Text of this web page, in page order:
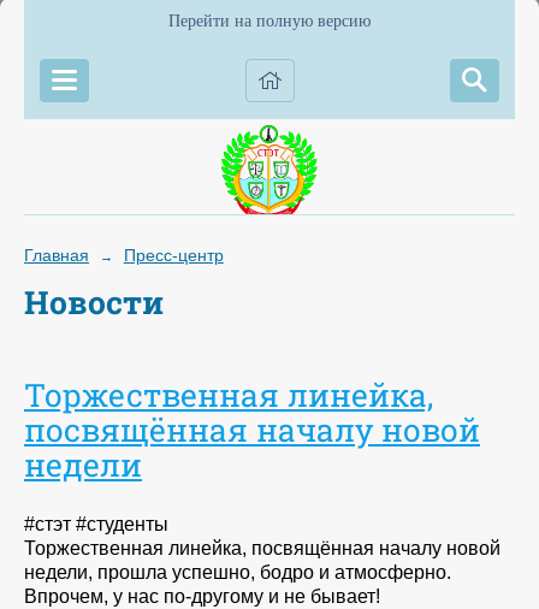
Перейти на полную версию
Главная → Пресс-центр
Новости
Торжественная линейка,
посвящённая началу новой
недели
#стэт #студенты
Торжественная линейка, посвящённая началу новой
недели, прошла успешно, бодро и атмосферно.
Впрочем, у нас по-другому и не бывает!